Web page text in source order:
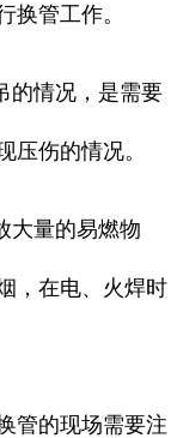
换管工作。
的情况，是需要
压伤的情况。
大量的易燃物
，在电、火焊时
管的现场需要注